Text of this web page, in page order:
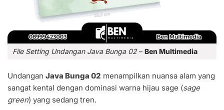
File Setting Undangan Java Bunga 02– Ben Multimedia
Undangan Java Bunga 02 menampilkan nuansa alam yang
sangat kental dengan dominasi warna hijau sage (sage
green) yang sedang tren.